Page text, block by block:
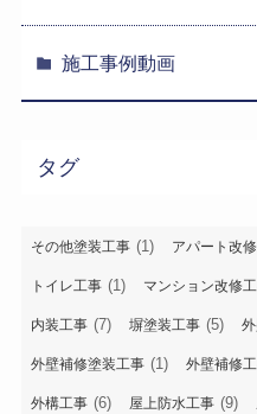
施工事例動画
タグ
その他塗装工事 (1) アパート改
トイレ工事 (1) マンション改修
内装工事 (7) 塀塗装工事 (5)
外壁補修塗装工事 (1) 外壁補修
外構工事 (6) 屋上防水工事 (9)